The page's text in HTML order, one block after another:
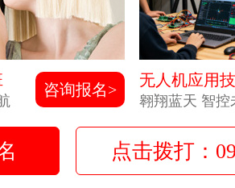
咨询报名>
无人机应用
翱翔蓝天 智控
点击拨打：